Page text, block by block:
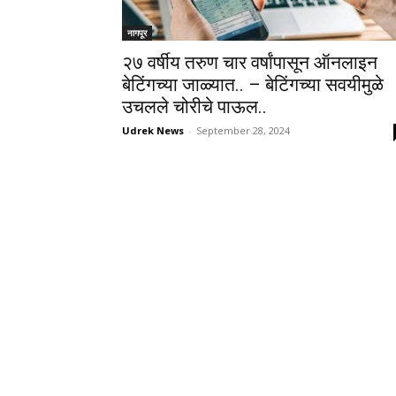
नागपूर
२७ वर्षीय तरुण चार वर्षांपासून ऑनलाइन
बेटिंगच्या जाळ्यात.. – बेटिंगच्या सवयीमुळे
उचलले चोरीचे पाऊल..
Udrek News - September 28, 2024